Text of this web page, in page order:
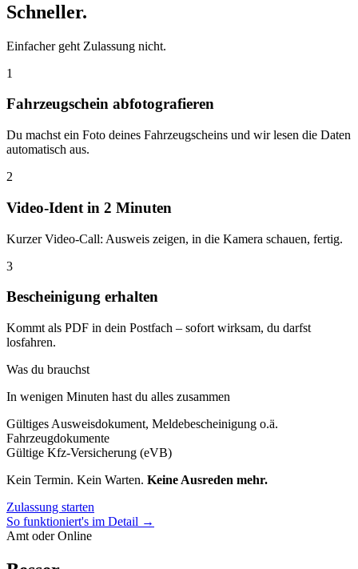
Schneller.
Einfacher geht Zulassung nicht.
1
Fahrzeugschein abfotografieren
Du machst ein Foto deines Fahrzeugscheins und wir lesen die Daten
automatisch aus.
2
Video-Ident in 2 Minuten
Kurzer Video-Call: Ausweis zeigen, in die Kamera schauen, fertig.
3
Bescheinigung erhalten
Kommt als PDF in dein Postfach – sofort wirksam, du darfst
losfahren.
Was du brauchst
In wenigen Minuten hast du alles zusammen
Gültiges Ausweisdokument, Meldebescheinigung o.ä.
Fahrzeugdokumente
Gültige Kfz-Versicherung (eVB)
Kein Termin. Kein Warten. Keine Ausreden mehr.
Zulassung starten
So funktioniert's im Detail →
Amt oder Online